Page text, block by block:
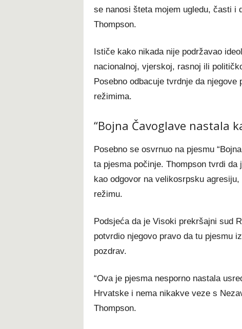
se nanosi šteta mojem ugledu, časti i
Thompson.
Ističe kako nikada nije podržavao
nacionalnoj, vjerskoj, rasnoj ili
Posebno odbacuje tvrdnje da
režimima.
“Bojna Čavoglave nastala
Posebno se osvrnuo na pjesmu
ta pjesma počinje. Thompson tvrdi
kao odgovor na velikosrpsku
režimu.
Podsjeća da je Visoki prekršajni sud
potvrdio njegovo pravo da tu pjesmu
pozdrav.
“Ova je pjesma nesporno nastala
Hrvatske i nema nikakve veze s
Thompson.